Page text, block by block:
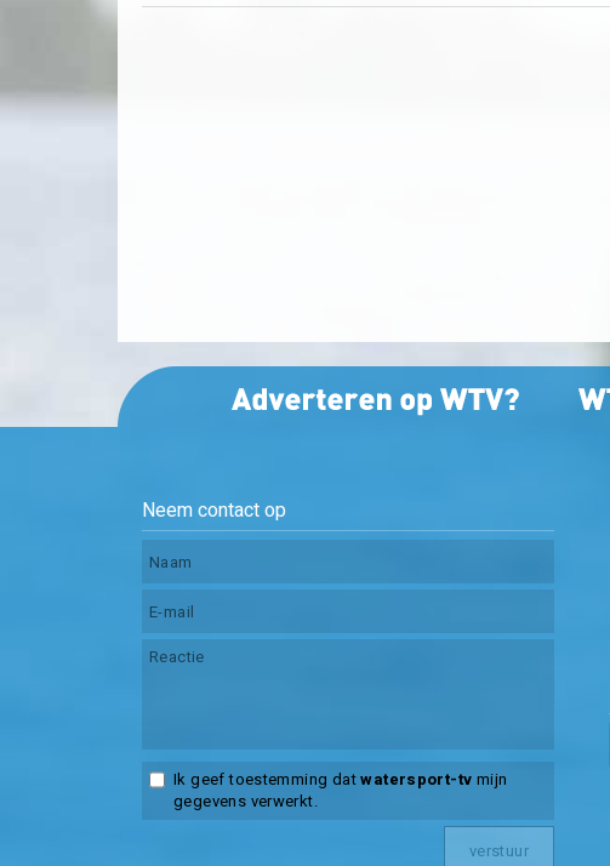
Neem contact op
Ik geef toestemming datwatersport-tv mijn
gegevens verwerkt.